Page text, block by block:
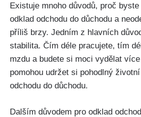
Existuje mnoho důvodů, proč
odklad odchodu do důchodu a
příliš brzy. Jedním z hlavních
stabilita. Čím déle pracujete, tím
mzdu a budete si moci vydělat
pomohou udržet si pohodlný
odchodu do důchodu.
Dalším důvodem pro odklad